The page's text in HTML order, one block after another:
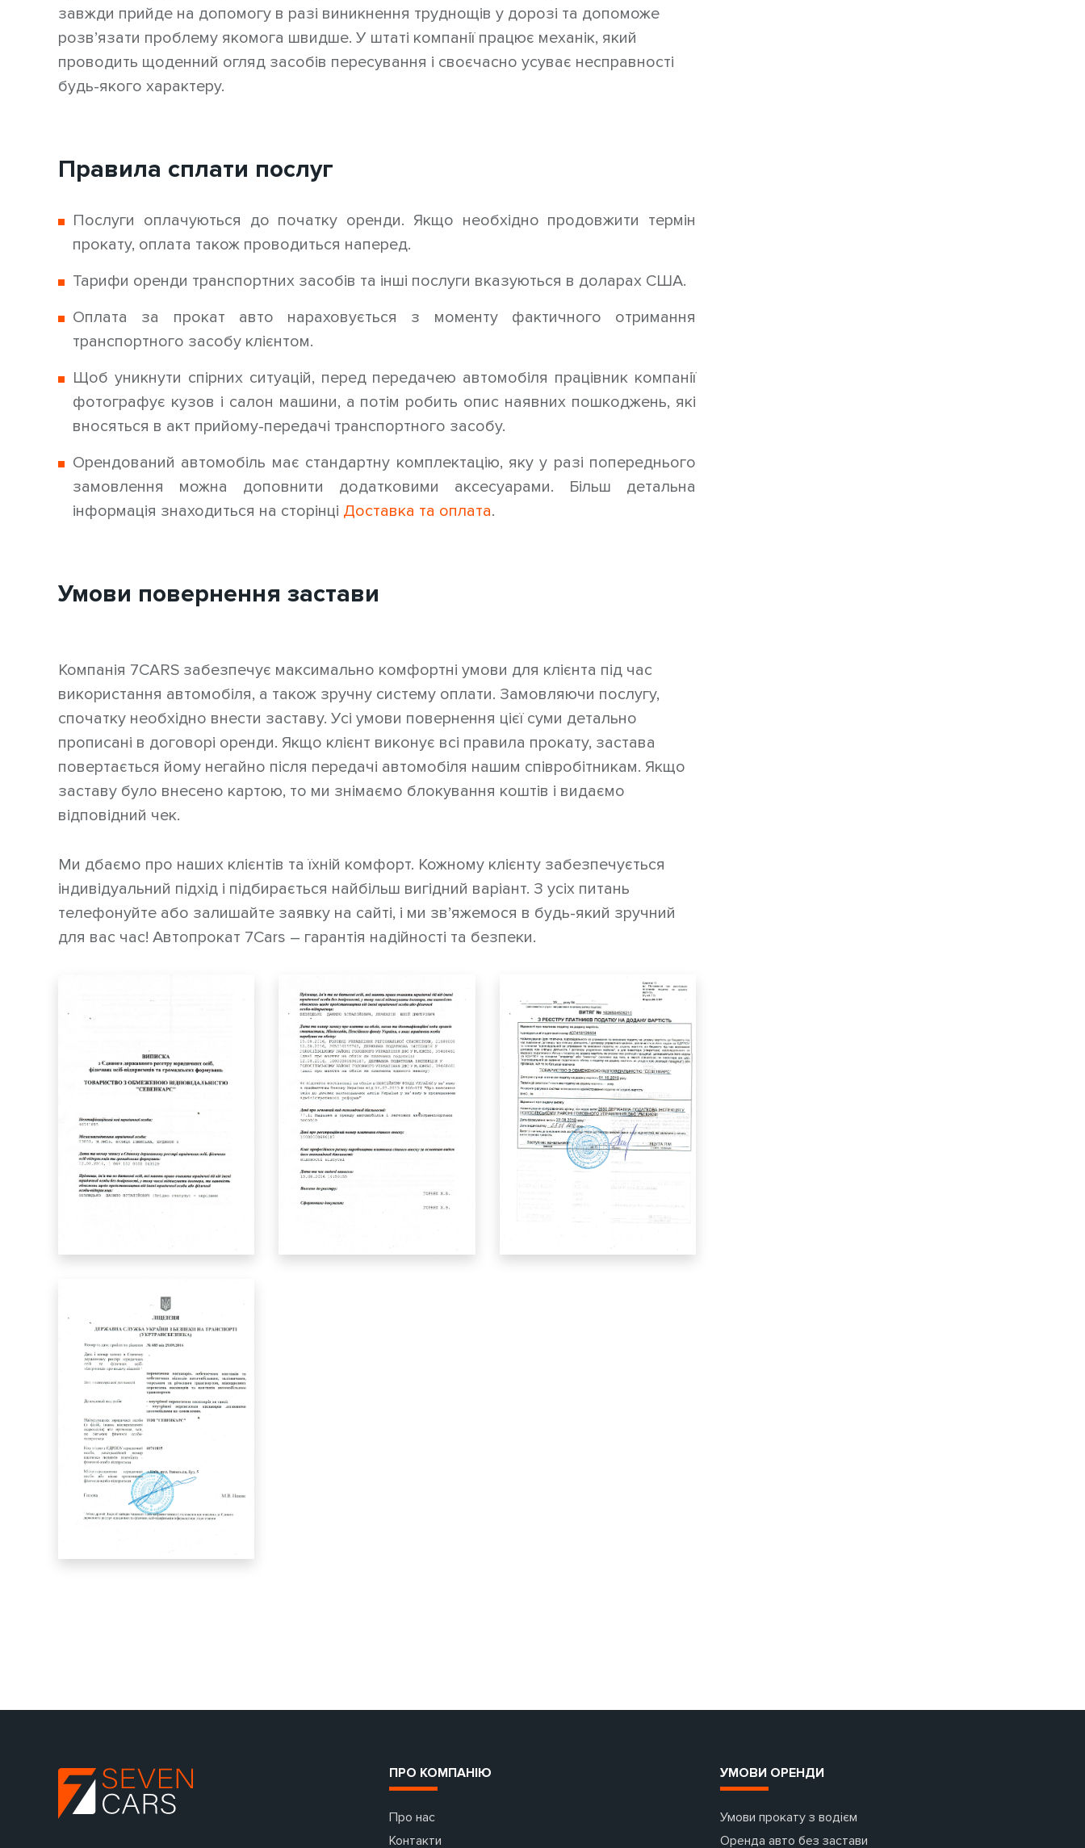
завжди прийде на допомогу в разі виникнення труднощів у дорозі та допоможе
розв’язати проблему якомога швидше. У штаті компанії працює механік, який
проводить щоденний огляд засобів пересування і своєчасно усуває несправності
будь-якого характеру.
Правила сплати послуг
Послуги оплачуються до початку оренди. Якщо необхідно продовжити термін
прокату, оплата також проводиться наперед.
Тарифи оренди транспортних засобів та інші послуги вказуються в доларах США.
Оплата за прокат авто нараховується з моменту фактичного отримання
транспортного засобу клієнтом.
Щоб уникнути спірних ситуацій, перед передачею автомобіля працівник компанії
фотографує кузов і салон машини, а потім робить опис наявних пошкоджень, які
вносяться в акт прийому-передачі транспортного засобу.
Орендований автомобіль має стандартну комплектацію, яку у разі попереднього
замовлення можна доповнити додатковими аксесуарами. Більш детальна
інформація знаходиться на сторінці Доставка та оплата.
Умови повернення застави
Компанія 7CARS забезпечує максимально комфортні умови для клієнта під час
використання автомобіля, а також зручну систему оплати. Замовляючи послугу,
спочатку необхідно внести заставу. Усі умови повернення цієї суми детально
прописані в договорі оренди. Якщо клієнт виконує всі правила прокату, застава
повертається йому негайно після передачі автомобіля нашим співробітникам. Якщо
заставу було внесено картою, то ми знімаємо блокування коштів і видаємо
відповідний чек.
Ми дбаємо про наших клієнтів та їхній комфорт. Кожному клієнту забезпечується
індивідуальний підхід і підбирається найбільш вигідний варіант. З усіх питань
телефонуйте або залишайте заявку на сайті, і ми зв’яжемося в будь-який зручний
для вас час! Автопрокат 7Cars – гарантія надійності та безпеки.
ПРО КОМПАНІЮ
Про нас
Контакти
УМОВИ ОРЕНДИ
Умови прокату з водієм
Оренда авто без застави